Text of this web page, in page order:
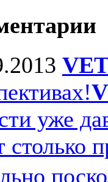
уже
столько